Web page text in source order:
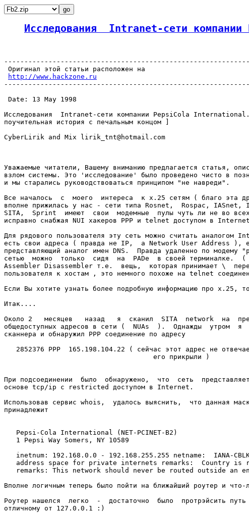
Исследования  Intranet-сети
Оригинал этой статьи расположен на
http://www.hackzone.ru